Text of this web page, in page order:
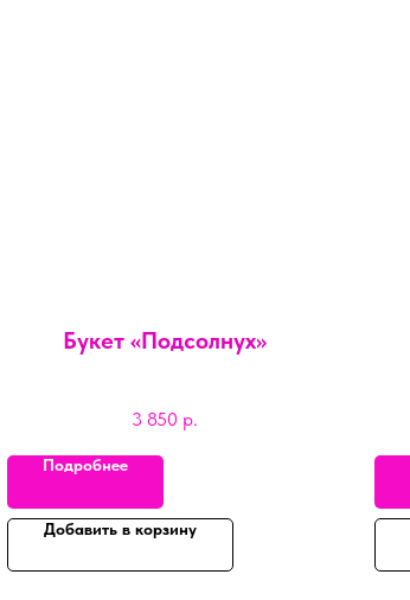
Букет «Подсолнух»
3 850 р.
Подробнее
Добавить в корзину